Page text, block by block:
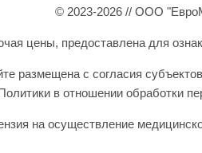
© 2023-2026 // ООО
цены, предоставлена для
размещена с согласия
в отношении обработки
на осуществление